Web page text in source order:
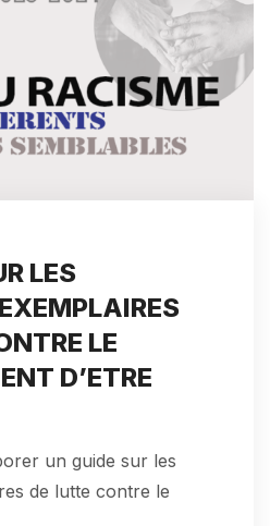
LES
LE
D’ETRE
un guide sur les
de lutte contre le